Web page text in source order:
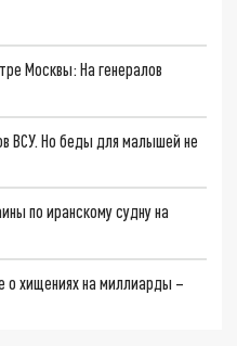
Москвы: На генералов
ВСУ. Но беды для малышей не
по иранскому судну на
о хищениях на миллиарды –